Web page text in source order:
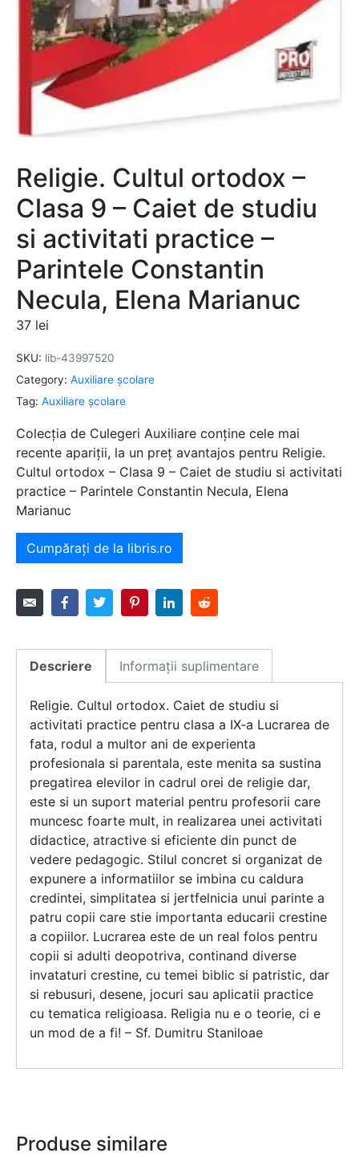
Religie. Cultul ortodox –
Clasa 9 – Caiet de studiu
si activitati practice –
Parintele Constantin
Necula, Elena Marianuc
37 lei
SKU: lib-43997520
Category: Auxiliare şcolare
Tag: Auxiliare şcolare
Colecția de Culegeri Auxiliare conține cele mai
recente apariții, la un preț avantajos pentru Religie.
Cultul ortodox – Clasa 9 – Caiet de studiu si activitati
practice – Parintele Constantin Necula, Elena
Marianuc
Cumpărați de la libris.ro
Descriere Informații suplimentare
Religie. Cultul ortodox. Caiet de studiu si
activitati practice pentru clasa a IX-a Lucrarea de
fata, rodul a multor ani de experienta
profesionala si parentala, este menita sa sustina
pregatirea elevilor in cadrul orei de religie dar,
este si un suport material pentru profesorii care
muncesc foarte mult, in realizarea unei activitati
didactice, atractive si eficiente din punct de
vedere pedagogic. Stilul concret si organizat de
expunere a informatiilor se imbina cu caldura
credintei, simplitatea si jertfelnicia unui parinte a
patru copii care stie importanta educarii crestine
a copiilor. Lucrarea este de un real folos pentru
copii si adulti deopotriva, continand diverse
invataturi crestine, cu temei biblic si patristic, dar
si rebusuri, desene, jocuri sau aplicatii practice
cu tematica religioasa. Religia nu e o teorie, ci e
un mod de a fi! – Sf. Dumitru Staniloae
Produse similare